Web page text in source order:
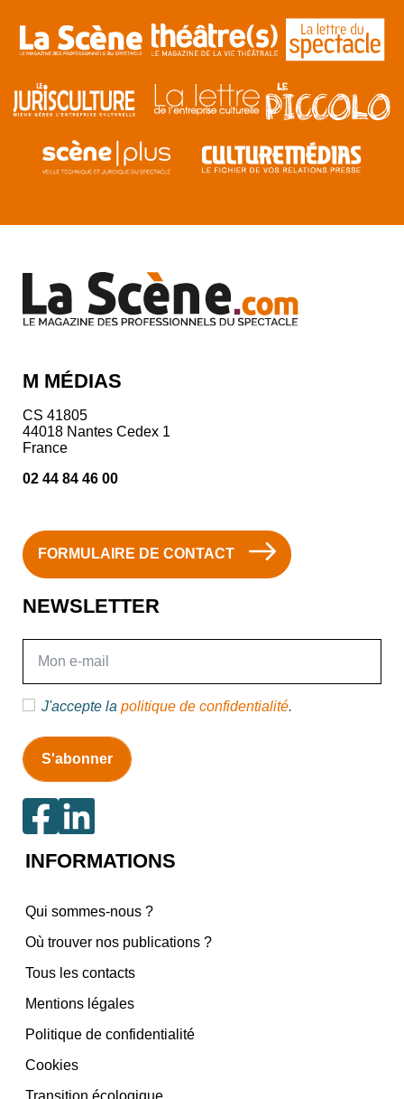
M MÉDIAS
CS 41805
44018 Nantes Cedex 1
France
02 44 84 46 00
FORMULAIRE DE CONTACT
NEWSLETTER
J'accepte la politique de confidentialité.
INFORMATIONS
Qui sommes-nous ?
Où trouver nos publications ?
Tous les contacts
Mentions légales
Politique de confidentialité
Cookies